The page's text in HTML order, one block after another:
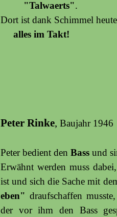
"Talwaerts".
Dort ist dank Schimmel
alles im Takt!
Peter Rinke, Baujahr 1946
Peter bedient denBassund
Erwähnt werden muss
ist und sich die Sache mit
eben" draufschaffen
der vor ihm den Bass